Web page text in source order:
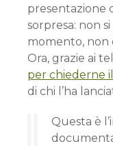
presentazione
sorpresa: non
momento, non
Ora, grazie ai
per chiederne
di chi l’ha
Questa è